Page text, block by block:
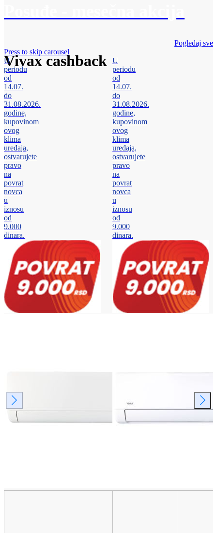
Vivax cashback
Pogledaj sve
Press to skip carousel
U
periodu
od
14.07.
do
31.08.2026.
godine,
kupovinom
ovog
klima
uređaja,
ostvarujete
pravo
na
povrat
novca
u
iznosu
od
9.000
dinara.
U
periodu
od
14.07.
do
31.08.2026.
godine,
kupovinom
ovog
klima
uređaja,
ostvarujete
pravo
na
povrat
novca
u
iznosu
od
9.000
dinara.